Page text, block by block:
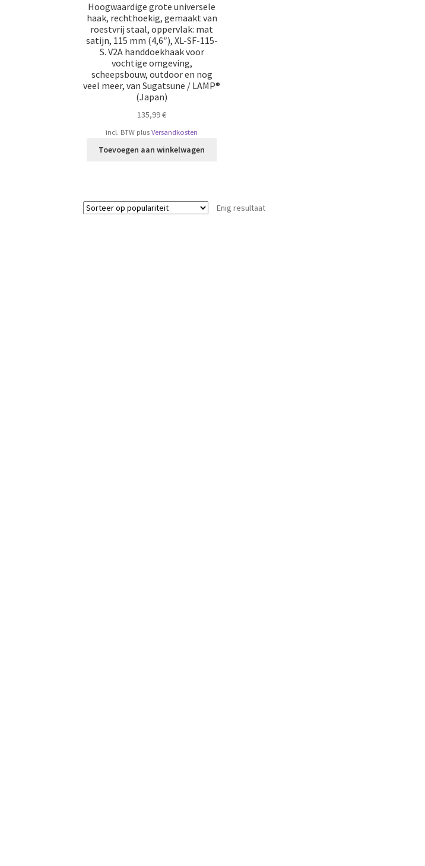
Hoogwaardige grote universele
haak, rechthoekig, gemaakt van
roestvrij staal, oppervlak: mat
satijn, 115 mm (4,6″), XL-SF-115-
S. V2A handdoekhaak voor
vochtige omgeving,
scheepsbouw, outdoor en nog
veel meer, van Sugatsune / LAMP®
(Japan)
135,99€
incl. BTW plusVersandkosten
Toevoegen aan winkelwagen
Enig resultaat